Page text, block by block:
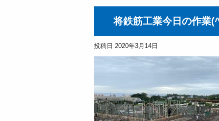
将鉄筋工業今日の作業
投稿日 2020年3月14日